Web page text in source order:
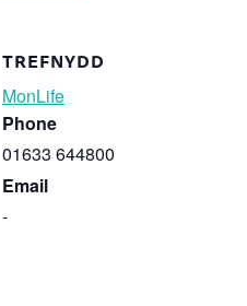
TREFNYDD
MonLife
Phone
01633 644800
Email
-